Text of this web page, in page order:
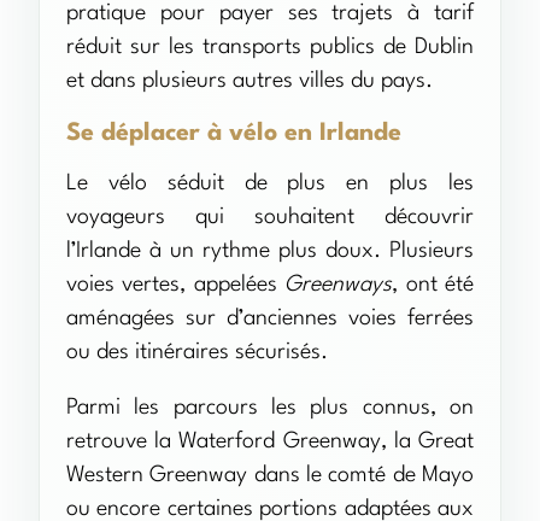
pratique pour payer ses trajets à tarif
réduit sur les transports publics de Dublin
et dans plusieurs autres villes du pays.
Se déplacer à vélo en Irlande
Le vélo séduit de plus en plus les
voyageurs qui souhaitent découvrir
l’Irlande à un rythme plus doux. Plusieurs
voies vertes, appelées Greenways, ont été
aménagées sur d’anciennes voies ferrées
ou des itinéraires sécurisés.
Parmi les parcours les plus connus, on
retrouve la Waterford Greenway, la Great
Western Greenway dans le comté de Mayo
ou encore certaines portions adaptées aux